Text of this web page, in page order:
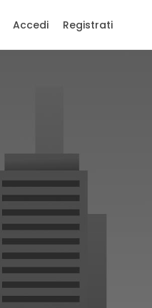
Accedi Registrati